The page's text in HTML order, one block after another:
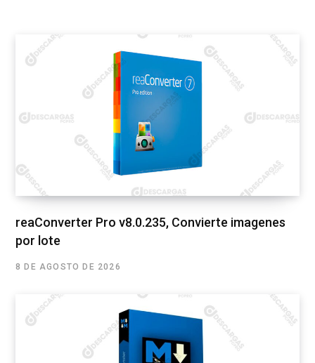
reaConverter Pro v8.0.235, Convierte imagenes
por lote
8 DE AGOSTO DE 2026